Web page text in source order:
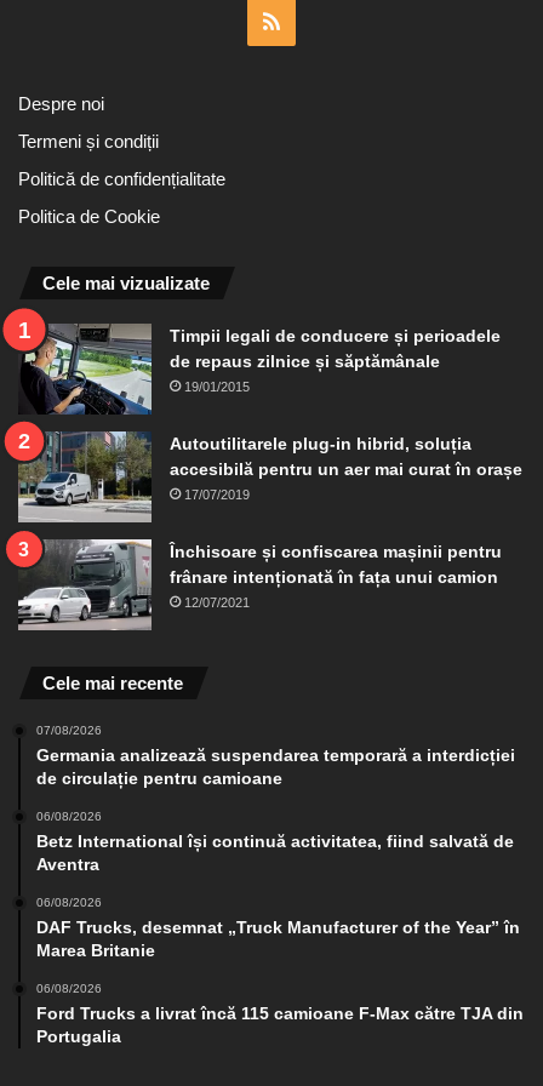
Despre noi
Termeni și condiții
Politică de confidențialitate
Politica de Cookie
Cele mai vizualizate
Timpii legali de conducere și perioadele
de repaus zilnice și săptămânale
19/01/2015
Autoutilitarele plug-in hibrid, soluția
accesibilă pentru un aer mai curat în orașe
17/07/2019
Închisoare și confiscarea mașinii pentru
frânare intenționată în fața unui camion
12/07/2021
Cele mai recente
07/08/2026
Germania analizează suspendarea temporară a interdicției
de circulație pentru camioane
06/08/2026
Betz International își continuă activitatea, fiind salvată de
Aventra
06/08/2026
DAF Trucks, desemnat „Truck Manufacturer of the Year” în
Marea Britanie
06/08/2026
Ford Trucks a livrat încă 115 camioane F-Max către TJA din
Portugalia